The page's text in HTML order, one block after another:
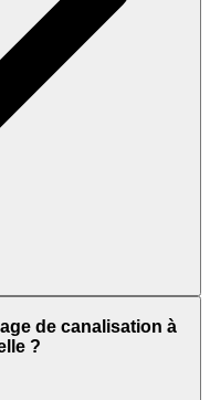
de canalisation à
?